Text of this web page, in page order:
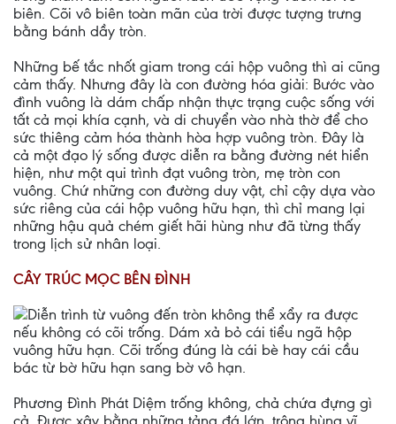
biên. Cõi vô biên toàn mãn của trời được tượng trưng
bằng bánh dầy tròn.
Những bế tắc nhốt giam trong cái hộp vuông thì ai cũng
cảm thấy. Nhưng đây là con đường hóa giải: Bước vào
đình vuông là dám chấp nhận thực trạng cuộc sống với
tất cả mọi khía cạnh, và di chuyển vào nhà thờ để cho
sức thiêng cảm hóa thành hòa hợp vuông tròn. Ðây là
cả một đạo lý sống được diễn ra bằng đường nét hiển
hiện, như một qui trình đạt vuông tròn, mẹ tròn con
vuông. Chứ những con đường duy vật, chỉ cậy dựa vào
sức riêng của cái hộp vuông hữu hạn, thì chỉ mang lại
những hậu quả chém giết hãi hùng như đã từng thấy
trong lịch sử nhân loại.
CÂY TRÚC MỌC BÊN ÐÌNH
Diễn trình từ vuông đến tròn không thể xẩy ra được
nếu không có cõi trống. Dám xả bỏ cái tiểu ngã hộp
vuông hữu hạn. Cõi trống đúng là cái bè hay cái cầu
bác từ bờ hữu hạn sang bờ vô hạn.
Phương Ðình Phát Diệm trống không, chả chứa đựng gì
cả. Ðược xây bằng những tảng đá lớn, trông hùng vĩ